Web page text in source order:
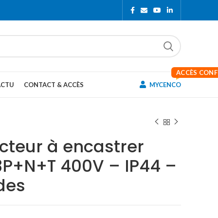
CONTACT & ACCÈS MYCENCO
ACCÈS
à encastrer
400V – IP44 –